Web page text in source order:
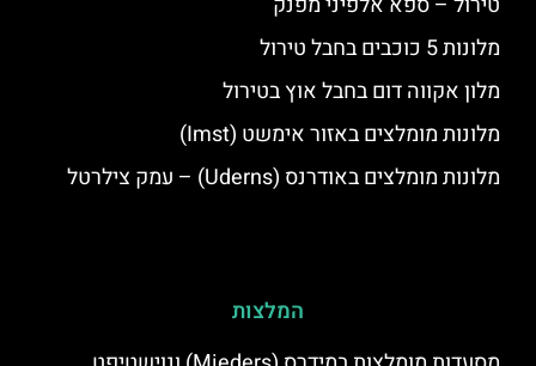
מלונות 5 כוכבים בחבל טירול
מלון אקווה דום בחבל אוץ בטירול
מלונות מומלצים באזור אימשט (Imst)
מלונות מומלצים באודרנס (Uderns) – עמק צילרטל
המלצות